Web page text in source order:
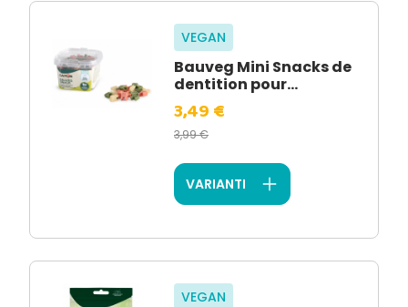
VEGAN
Bauveg Mini Snacks de
dentition pour...
3,49 €
3,99 €
VARIANTI
VEGAN